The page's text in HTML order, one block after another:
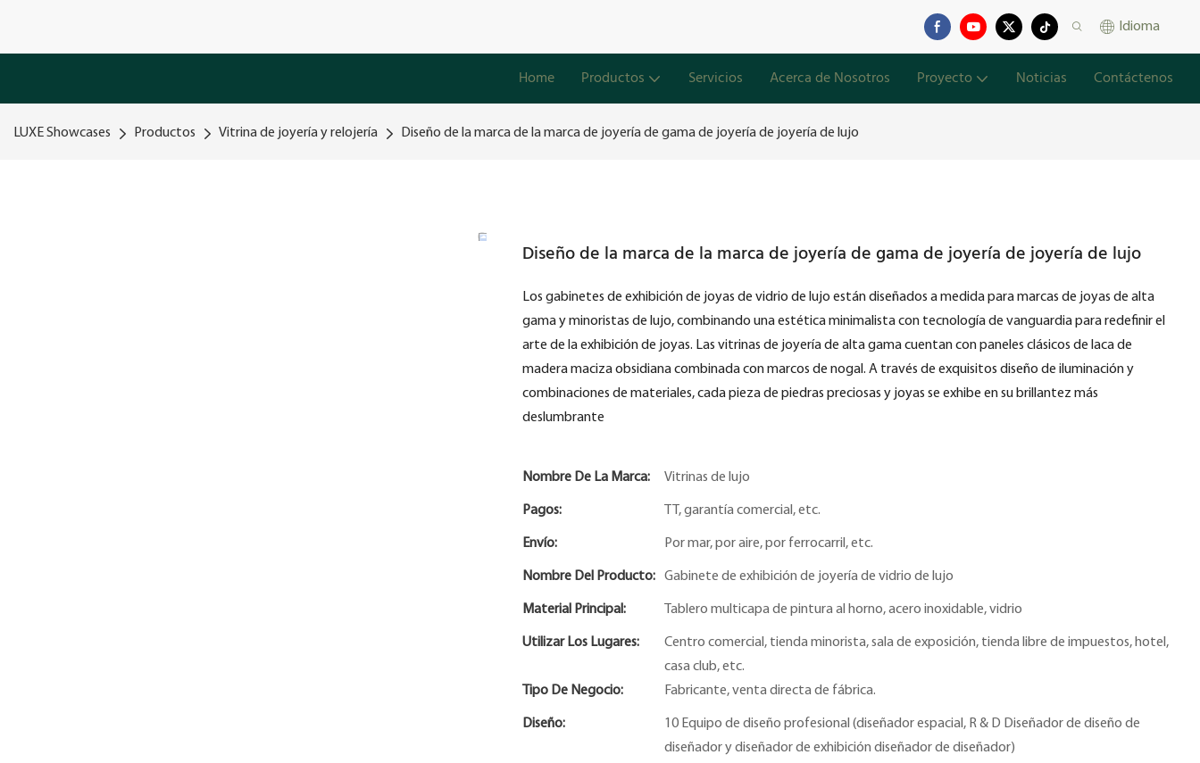
Idioma
Home Productos Servicios Acerca de Nosotros Proyecto Noticias Contáctenos
LUXE Showcases Productos Vitrina de joyería y relojería Diseño de la marca de la marca de joyería de gama de joyería de joyería de lujo
Diseño de la marca de la marca de joyería de gama de joyería de joyería de lujo
Los gabinetes de exhibición de joyas de vidrio de lujo están diseñados a medida para marcas de joyas de alta
gama y minoristas de lujo, combinando una estética minimalista con tecnología de vanguardia para redefinir el
arte de la exhibición de joyas. Las vitrinas de joyería de alta gama cuentan con paneles clásicos de laca de
madera maciza obsidiana combinada con marcos de nogal. A través de exquisitos diseño de iluminación y
combinaciones de materiales, cada pieza de piedras preciosas y joyas se exhibe en su brillantez más
deslumbrante
Nombre De La Marca: Vitrinas de lujo
Pagos: TT, garantía comercial, etc.
Envío: Por mar, por aire, por ferrocarril, etc.
Nombre Del Producto: Gabinete de exhibición de joyería de vidrio de lujo
Material Principal: Tablero multicapa de pintura al horno, acero inoxidable, vidrio
Utilizar Los Lugares:
Centro comercial, tienda minorista, sala de exposición, tienda libre de impuestos, hotel,
casa club, etc.
Tipo De Negocio:
Fabricante, venta directa de fábrica.
Diseño:
10 Equipo de diseño profesional (diseñador espacial, R & D Diseñador de diseño de
diseñador y diseñador de exhibición diseñador de diseñador)